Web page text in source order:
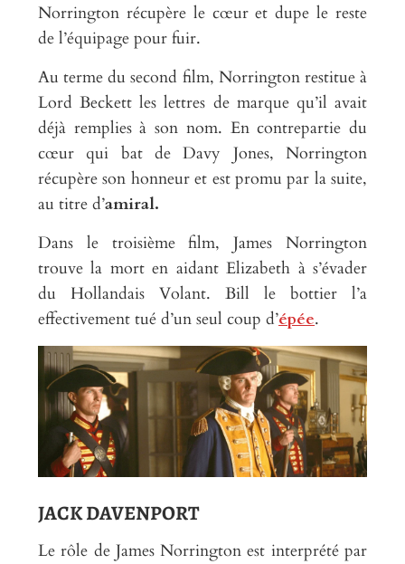
Norrington récupère le cœur et dupe le reste
de l’équipage pour fuir.
Au terme du second film, Norrington restitue à
Lord Beckett les lettres de marque qu’il avait
déjà remplies à son nom. En contrepartie du
cœur qui bat de Davy Jones, Norrington
récupère son honneur et est promu par la suite,
au titre d’amiral.
Dans le troisième film, James Norrington
trouve la mort en aidant Elizabeth à s’évader
du Hollandais Volant. Bill le bottier l’a
effectivement tué d’un seul coup d’épée.
JACK DAVENPORT
Le rôle de James Norrington est interprété par